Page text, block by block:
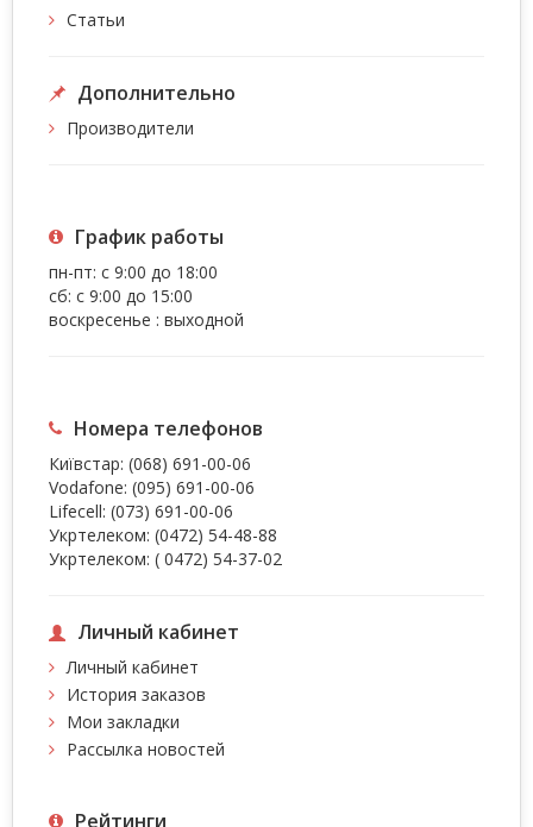
Статьи
Дополнительно
Производители
График работы
пн-пт: с 9:00 до 18:00
сб: с 9:00 до 15:00
воскресенье : выходной
Номера телефонов
Київстар: (068) 691-00-06
Vodafone: (095) 691-00-06
Lifecell: (073) 691-00-06
Укртелеком: (0472) 54-48-88
Укртелеком: ( 0472) 54-37-02
Личный кабинет
Личный кабинет
История заказов
Мои закладки
Рассылка новостей
Рейтинги